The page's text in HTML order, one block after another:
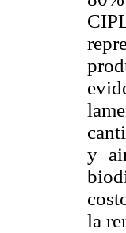
y
la